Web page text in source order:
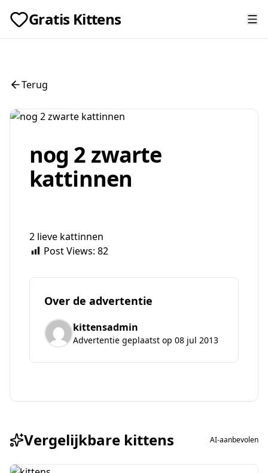
Gratis Kittens
Terug
nog 2 zwarte
kattinnen
2 lieve kattinnen
Post Views: 82
Over de advertentie
kittensadmin
Advertentie geplaatst op 08 jul 2013
Vergelijkbare kittens AI-aanbevolen